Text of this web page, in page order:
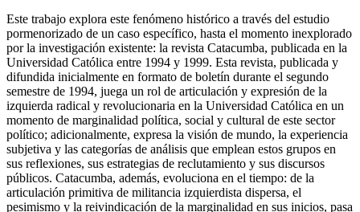
Este trabajo explora este fenómeno histórico a través del estudio
pormenorizado de un caso específico, hasta el momento inexplorado
por la investigación existente: la revista Catacumba, publicada en la
Universidad Católica entre 1994 y 1999. Esta revista, publicada y
difundida inicialmente en formato de boletín durante el segundo
semestre de 1994, juega un rol de articulación y expresión de la
izquierda radical y revolucionaria en la Universidad Católica en un
momento de marginalidad política, social y cultural de este sector
político; adicionalmente, expresa la visión de mundo, la experiencia
subjetiva y las categorías de análisis que emplean estos grupos en
sus reflexiones, sus estrategias de reclutamiento y sus discursos
públicos. Catacumba, además, evoluciona en el tiempo: de la
articulación primitiva de militancia izquierdista dispersa, el
pesimismo y la reivindicación de la marginalidad en sus inicios, pasa